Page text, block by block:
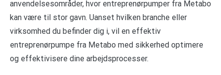
anvendelsesområder, hvor entreprenørpumper fra Metabo
kan være til stor gavn. Uanset hvilken branche eller
virksomhed du befinder dig i, vil en effektiv
entreprenørpumpe fra Metabo med sikkerhed optimere
og effektivisere dine arbejdsprocesser.